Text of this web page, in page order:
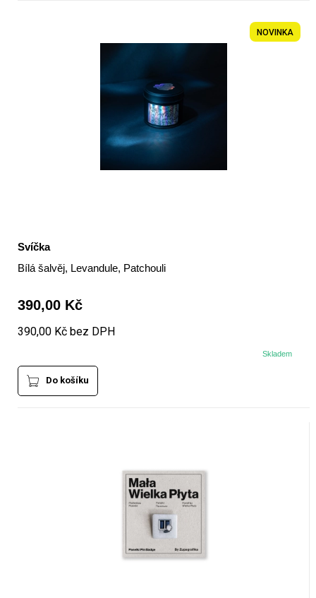
NOVINKA
Svíčka
Bílá šalvěj, Levandule, Patchouli
390,00 Kč
390,00 Kč bez DPH
Skladem
Do košíku